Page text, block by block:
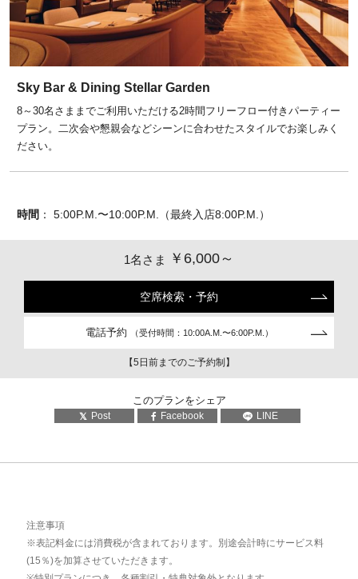
Sky Bar & Dining Stellar Garden
8～30名さままでご利用いただける2時間フリーフロー付きパーティー
プラン。二次会や懇親会などシーンに合わせたスタイルでお楽しみく
ださい。
時間 ： 5:00P.M.〜10:00P.M.（最終入店8:00P.M.）
1名さま ￥6,000～
空席検索・予約
電話予約 （受付時間：10:00A.M.〜6:00P.M.）
【5日前までのご予約制】
このプランをシェア
Post Facebook LINE
注意事項
※表記料金には消費税が含まれております。別途会計時にサービス料
(15％)を加算させていただきます。